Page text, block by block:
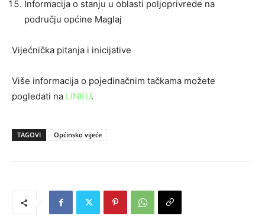
Informacija o stanju u oblasti poljoprivrede na
području općine Maglaj
Vijećnička pitanja i inicijative
Više informacija o pojedinačnim tačkama možete
pogledati na LINKU.
TAGOVI Općinsko vijeće